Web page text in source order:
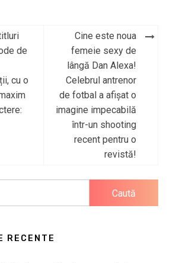
de
cu o
Cine este noua
femeie sexy de
lângă Dan Alexa!
Celebrul antrenor
de fotbal a afișat o
imagine impecabilă
într-un shooting
recent pentru o
revistă!
RECENTE